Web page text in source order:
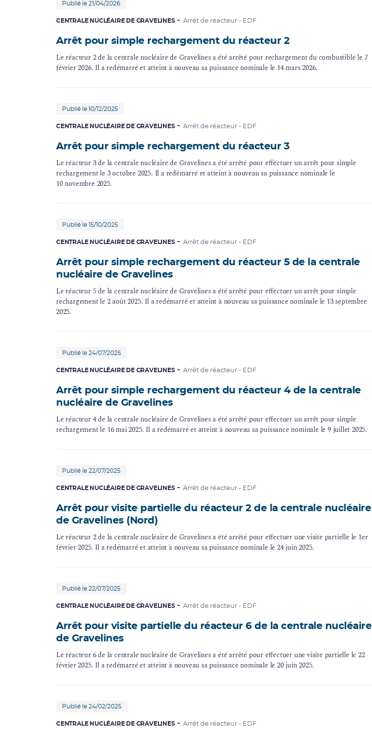
Publié le 21/04/2026
CENTRALE NUCLÉAIRE DE GRAVELINES Arrêt de réacteur - EDF
Arrêt pour simple rechargement du réacteur 2
Le réacteur 2 de la centrale nucléaire de Gravelines a été arrêté pour rechargement du combustible le 7
février 2026. Il a redémarré et atteint à nouveau sa puissance nominale le 14 mars 2026.
Publié le 10/12/2025
CENTRALE NUCLÉAIRE DE GRAVELINES Arrêt de réacteur - EDF
Arrêt pour simple rechargement du réacteur 3
Le réacteur 3 de la centrale nucléaire de Gravelines a été arrêté pour effectuer un arrêt pour simple
rechargement le 3 octobre 2025. Il a redémarré et atteint à nouveau sa puissance nominale le
10 novembre 2025.
Publié le 15/10/2025
CENTRALE NUCLÉAIRE DE GRAVELINES Arrêt de réacteur - EDF
Arrêt pour simple rechargement du réacteur 5 de la centrale
nucléaire de Gravelines
Le réacteur 5 de la centrale nucléaire de Gravelines a été arrêté pour effectuer un arrêt pour simple
rechargement le 2 août 2025. Il a redémarré et atteint à nouveau sa puissance nominale le 13 septembre
2025.
Publié le 24/07/2025
CENTRALE NUCLÉAIRE DE GRAVELINES Arrêt de réacteur - EDF
Arrêt pour simple rechargement du réacteur 4 de la centrale
nucléaire de Gravelines
Le réacteur 4 de la centrale nucléaire de Gravelines a été arrêté pour effectuer un arrêt pour simple
rechargement le 16 mai 2025. Il a redémarré et atteint à nouveau sa puissance nominale le 9 juillet 2025.
Publié le 22/07/2025
CENTRALE NUCLÉAIRE DE GRAVELINES Arrêt de réacteur - EDF
Arrêt pour visite partielle du réacteur 2 de la centrale nucléaire
de Gravelines (Nord)
Le réacteur 2 de la centrale nucléaire de Gravelines a été arrêté pour effectuer une visite partielle le 1er
février 2025. Il a redémarré et atteint à nouveau sa puissance nominale le 24 juin 2025.
Publié le 22/07/2025
CENTRALE NUCLÉAIRE DE GRAVELINES Arrêt de réacteur - EDF
Arrêt pour visite partielle du réacteur 6 de la centrale nucléaire
de Gravelines
Le réacteur 6 de la centrale nucléaire de Gravelines a été arrêté pour effectuer une visite partielle le 22
février 2025. Il a redémarré et atteint à nouveau sa puissance nominale le 20 juin 2025.
Publié le 24/02/2025
CENTRALE NUCLÉAIRE DE GRAVELINES Arrêt de réacteur - EDF